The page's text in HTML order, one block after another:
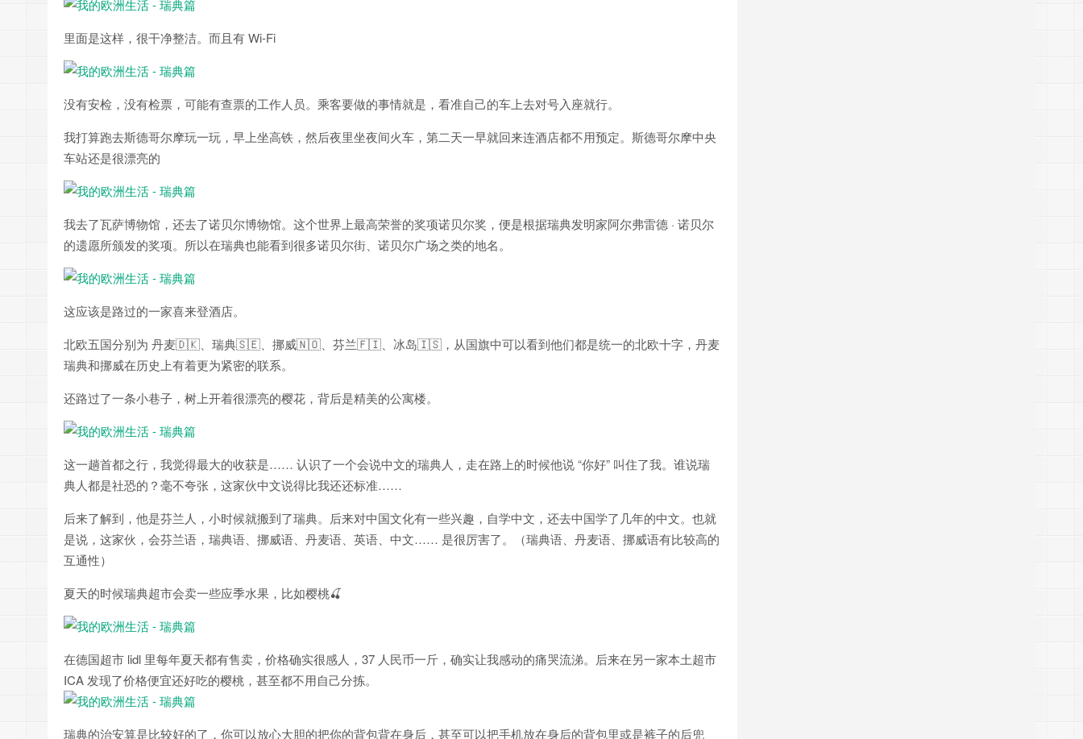
里面是这样，很干净整洁。而且有 Wi-Fi
没有安检，没有检票，可能有查票的工作人员。乘客要做的事情就是，看准自己的车上去对号入座就行。
我打算跑去斯德哥尔摩玩一玩，早上坐高铁，然后夜里坐夜间火车，第二天一早就回来连酒店都不用预定。斯德哥尔摩中央
车站还是很漂亮的
我去了瓦萨博物馆，还去了诺贝尔博物馆。这个世界上最高荣誉的奖项诺贝尔奖，便是根据瑞典发明家阿尔弗雷德 · 诺贝尔
的遗愿所颁发的奖项。所以在瑞典也能看到很多诺贝尔街、诺贝尔广场之类的地名。
这应该是路过的一家喜来登酒店。
北欧五国分别为 丹麦🇩🇰、瑞典🇸🇪、挪威🇳🇴、芬兰🇫🇮、冰岛🇮🇸，从国旗中可以看到他们都是统一的北欧十字，丹麦
瑞典和挪威在历史上有着更为紧密的联系。
还路过了一条小巷子，树上开着很漂亮的樱花，背后是精美的公寓楼。
这一趟首都之行，我觉得最大的收获是…… 认识了一个会说中文的瑞典人，走在路上的时候他说 “你好” 叫住了我。谁说瑞
典人都是社恐的？毫不夸张，这家伙中文说得比我还还标准……
后来了解到，他是芬兰人，小时候就搬到了瑞典。后来对中国文化有一些兴趣，自学中文，还去中国学了几年的中文。也就
是说，这家伙，会芬兰语，瑞典语、挪威语、丹麦语、英语、中文…… 是很厉害了。（瑞典语、丹麦语、挪威语有比较高的
互通性）
夏天的时候瑞典超市会卖一些应季水果，比如樱桃🍒
在德国超市 lidl 里每年夏天都有售卖，价格确实很感人，37 人民币一斤，确实让我感动的痛哭流涕。后来在另一家本土超市
ICA 发现了价格便宜还好吃的樱桃，甚至都不用自己分拣。
瑞典的治安算是比较好的了，你可以放心大胆的把你的背包背在身后，甚至可以把手机放在身后的背包里或是裤子的后兜